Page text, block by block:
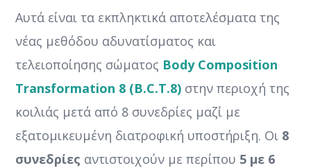
Αυτά είναι τα εκπληκτικά αποτελέσματα της
νέας μεθόδου αδυνατίσματος και
τελειοποίησης σώματος Body Composition
Transformation 8 (B.C.T.8) στην περιοχή της
κοιλιάς μετά από 8 συνεδρίες μαζί με
εξατομικευμένη διατροφική υποστήριξη. Οι 8
συνεδρίες αντιστοιχούν με περίπου 5 με 6